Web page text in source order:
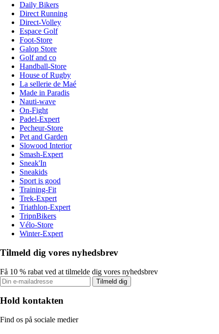
Daily Bikers
Direct Running
Direct-Volley
Espace Golf
Foot-Store
Galop Store
Golf and co
Handball-Store
House of Rugby
La sellerie de Maé
Made in Paradis
Nauti-wave
On-Fight
Padel-Expert
Pecheur-Store
Pet and Garden
Slowood Interior
Smash-Expert
Sneak'In
Sneakids
Sport is good
Training-Fit
Trek-Expert
Triathlon-Expert
TripnBikers
Vélo-Store
Winter-Expert
Tilmeld dig vores nyhedsbrev
Få 10 % rabat ved at tilmelde dig vores nyhedsbrev
Tilmeld dig
Hold kontakten
Find os på sociale medier